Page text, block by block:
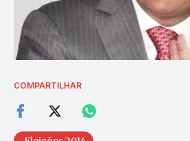
COMPARTILHAR